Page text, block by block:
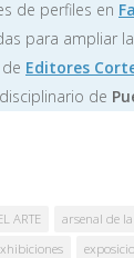
de perfiles en
para ampliar
Editores
de
ARTE
arsenal de